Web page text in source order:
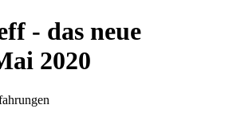
- das neue
2020